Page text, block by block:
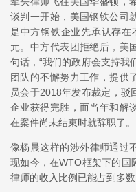
谈判一开始，美国钢铁公司
是中方钢铁企业先承认存在
元。中方代表团拒绝后，美
句话，“我们的政府会支持我
团队的不懈努力工作，提供
员会于2018年发布裁定，驳
企业获得完胜，而当年和解
在案件尚未结束时就辞职了。
像杨晨这样的涉外律师通过
现如今，在WTO框架下的国
律师的收入比例已能占到多